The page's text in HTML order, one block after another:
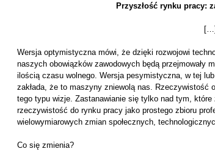
Przyszłość rynku pracy:
[…]
Wersja optymistyczna mówi, że dzięki rozwojowi
naszych obowiązków zawodowych będą
ilością czasu wolnego. Wersja pesymistyczna, w tej
zakłada, że to maszyny zniewolą nas. Rzeczywistość
tego typu wizje. Zastanawianie się tylko nad tym,
rzeczywistość do rynku pracy jako prostego zbioru
wielowymiarowych zmian społecznych,
Co się zmienia?